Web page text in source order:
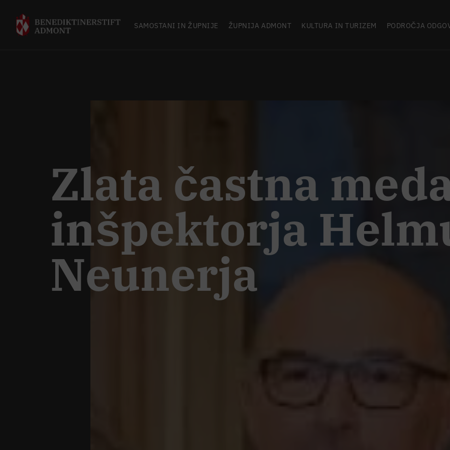
SAMOSTANI IN ŽUPNIJE ŽUPNIJA ADMONT KULTURA IN TURIZEM PODROČJA
Zlata častna
inšpektorja
Neunerja